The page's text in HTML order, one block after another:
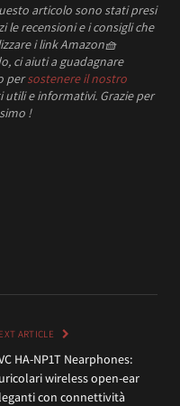
articolo sono stati presi
le recensioni e i consigli che
i link Amazon🧺
ci aiuti a guadagnare
persostenere il nostro
utili e informativi. Grazie per
!
ARTICLE
HA-NP1T Nearphones:
wireless open-ear
con connettività